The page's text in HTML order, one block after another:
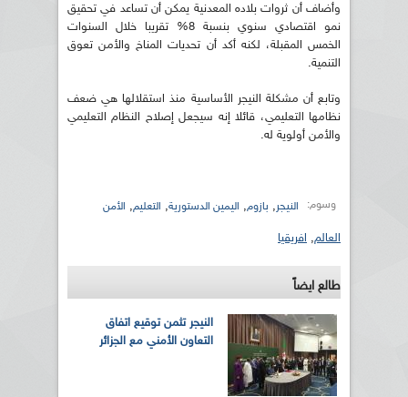
وأضاف أن ثروات بلاده المعدنية يمكن أن تساعد في تحقيق
نمو اقتصادي سنوي بنسبة 8% تقريبا خلال السنوات
الخمس المقبلة، لكنه أكد أن تحديات المناخ والأمن تعوق
التنمية.
وتابع أن مشكلة النيجر الأساسية منذ استقلالها هي ضعف
نظامها التعليمي، قائلا إنه سيجعل إصلاح النظام التعليمي
والأمن أولوية له.
وسوم: النيجر, بازوم, اليمين الدستورية, التعليم, الأمن
العالم, افريقيا
طالع ايضاً
النيجر تثمن توقيع اتفاق
التعاون الأمني مع الجزائر